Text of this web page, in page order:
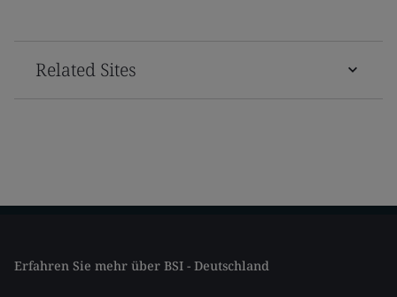
Related Sites
Erfahren Sie mehr über BSI - Deutschland